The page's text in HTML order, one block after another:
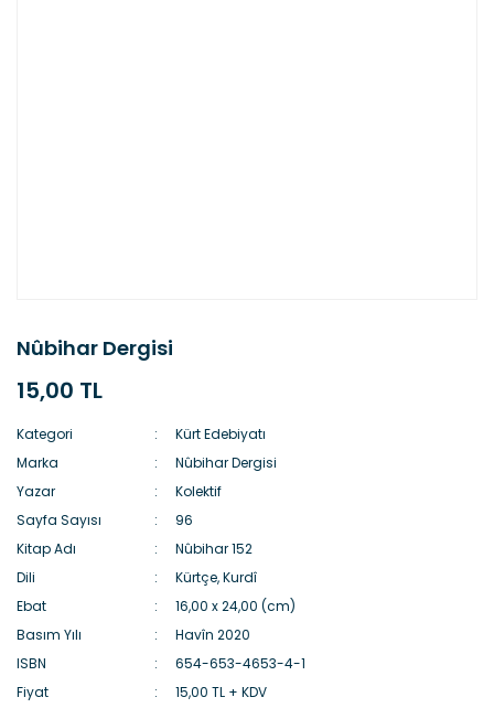
Nûbihar Dergisi
15,00 TL
Kategori
Kürt Edebiyatı
Marka
Nûbihar Dergisi
Yazar
Kolektif
Sayfa Sayısı
96
Kitap Adı
Nûbihar 152
Dili
Kürtçe, Kurdî
Ebat
16,00 x 24,00 (cm)
Basım Yılı
Havîn 2020
ISBN
654-653-4653-4-1
Fiyat
15,00 TL + KDV